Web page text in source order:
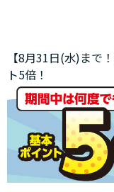
【8月31日(水)まで
ト5倍！